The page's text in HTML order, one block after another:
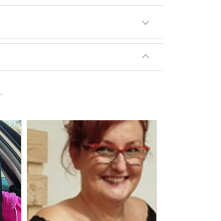
16-145
nosník, Flexi pant